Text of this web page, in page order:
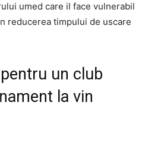
umed care il face vulnerabil
reducerea timpului de uscare
un club
la vin